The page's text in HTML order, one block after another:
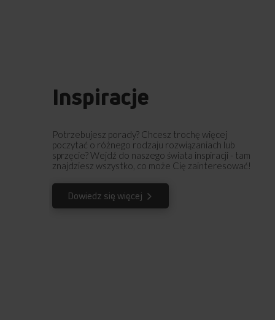
Inspiracje
Potrzebujesz porady? Chcesz trochę więcej
poczytać o różnego rodzaju rozwiązaniach lub
sprzęcie? Wejdź do naszego świata inspiracji - tam
znajdziesz wszystko, co może Cię zainteresować!
Dowiedz się więcej